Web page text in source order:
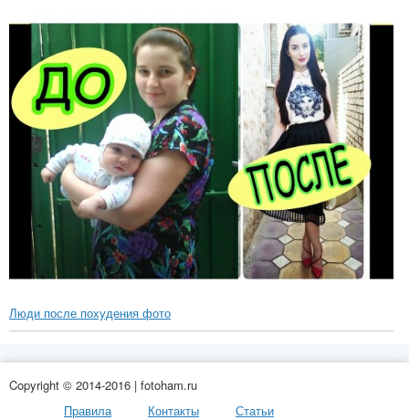
Люди после похудения фото
Copyright © 2014-2016 | fotoham.ru
Правила
Контакты Статьи